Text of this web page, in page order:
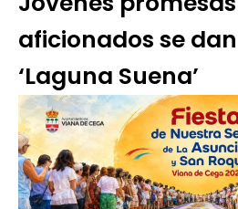
aficionados se
‘Laguna Suena’